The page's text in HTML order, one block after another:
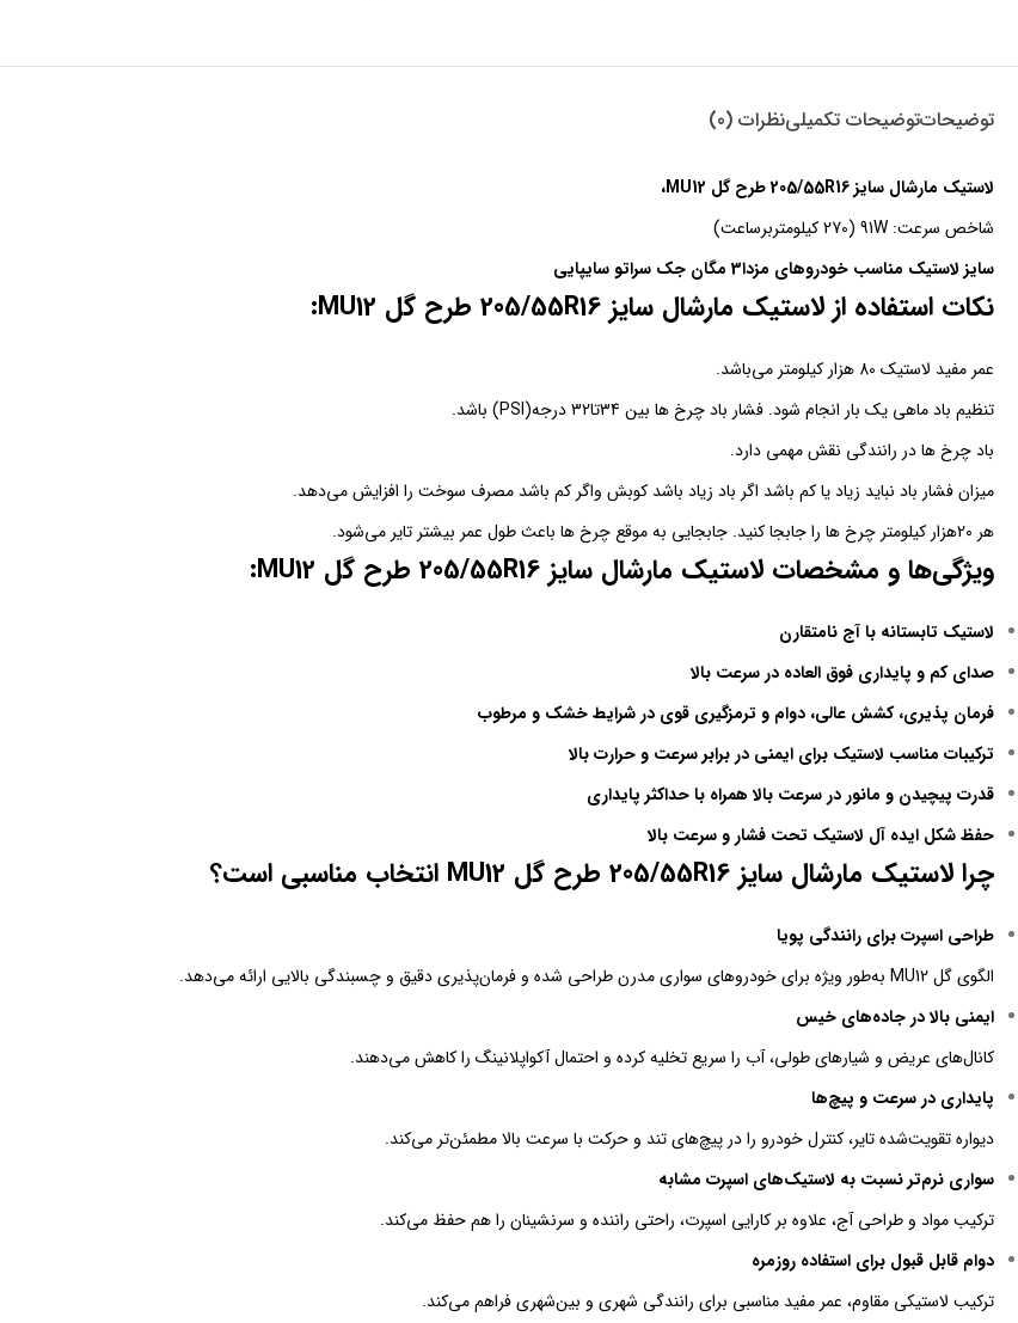
توضیحاتتوضیحات تکمیلینظرات (0)
لاستیک مارشال سایز 205/55R16 طرح گل MU12،
شاخص سرعت: 91W (270 کیلومتربرساعت)
سایز لاستیک مناسب خودروهای مزدا3 مگان جک سراتو سایپایی
نکات استفاده از لاستیک مارشال سایز 205/55R16 طرح گل MU12:
عمر مفید لاستیک 80 هزار کیلومتر می‌باشد.
تنظیم باد ماهی یک بار انجام شود. فشار باد چرخ ها بین 34تا32 درجه(PSI) باشد.
باد چرخ ها در رانندگی نقش مهمی دارد.
میزان فشار باد نباید زیاد یا کم باشد اگر باد زیاد باشد کوبش واگر کم باشد مصرف سوخت را افزایش می‌دهد.
هر 20هزار کیلومتر چرخ ها را جابجا کنید. جابجایی به موقع چرخ ها باعث طول عمر بیشتر تایر می‌شود.
ویژگی‌ها و مشخصات لاستیک مارشال سایز 205/55R16 طرح گل MU12:
لاستیک تابستانه با آج نامتقارن
صدای کم و پایداری فوق العاده در سرعت بالا
فرمان پذیری، کشش عالی، دوام و ترمزگیری قوی در شرایط خشک و مرطوب
ترکیبات مناسب لاستیک برای ایمنی در برابر سرعت و حرارت بالا
قدرت پیچیدن و مانور در سرعت بالا همراه با حداکثر پایداری
حفظ شکل ایده آل لاستیک تحت فشار و سرعت بالا
چرا لاستیک مارشال سایز 205/55R16 طرح گل MU12 انتخاب مناسبی است؟
طراحی اسپرت برای رانندگی پویا
الگوی گل MU12 به‌طور ویژه برای خودروهای سواری مدرن طراحی شده و فرمان‌پذیری دقیق و چسبندگی بالایی ارائه می‌دهد.
ایمنی بالا در جاده‌های خیس
کانال‌های عریض و شیارهای طولی، آب را سریع تخلیه کرده و احتمال آکواپلانینگ را کاهش می‌دهند.
پایداری در سرعت و پیچ‌ها
دیواره تقویت‌شده تایر، کنترل خودرو را در پیچ‌های تند و حرکت با سرعت بالا مطمئن‌تر می‌کند.
سواری نرم‌تر نسبت به لاستیک‌های اسپرت مشابه
ترکیب مواد و طراحی آج، علاوه بر کارایی اسپرت، راحتی راننده و سرنشینان را هم حفظ می‌کند.
دوام قابل قبول برای استفاده روزمره
ترکیب لاستیکی مقاوم، عمر مفید مناسبی برای رانندگی شهری و بین‌شهری فراهم می‌کند.